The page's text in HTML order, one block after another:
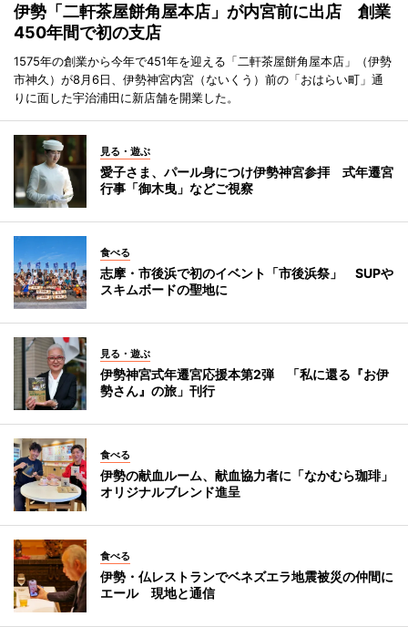
伊勢「二軒茶屋餅角屋本店」が内宮前に出店 創業
450年間で初の支店
1575年の創業から今年で451年を迎える「二軒茶屋餅角屋本店」（伊勢
市神久）が8月6日、伊勢神宮内宮（ないくう）前の「おはらい町」通
りに面した宇治浦田に新店舗を開業した。
見る・遊ぶ
愛子さま、パール身につけ伊勢神宮参拝 式年遷宮
行事「御木曳」などご視察
食べる
志摩・市後浜で初のイベント「市後浜祭」 SUPや
スキムボードの聖地に
見る・遊ぶ
伊勢神宮式年遷宮応援本第2弾 「私に還る『お伊
勢さん』の旅」刊行
食べる
伊勢の献血ルーム、献血協力者に「なかむら珈琲」
オリジナルブレンド進呈
食べる
伊勢・仏レストランでベネズエラ地震被災の仲間に
エール 現地と通信